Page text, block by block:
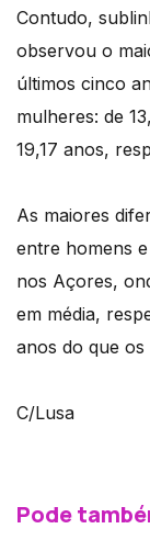
Contudo,
observou o
últimos cinco
mulheres: de
19,17 anos,
As maiores
entre homens
nos Açores,
em média,
anos do que os
C/Lusa
Pode